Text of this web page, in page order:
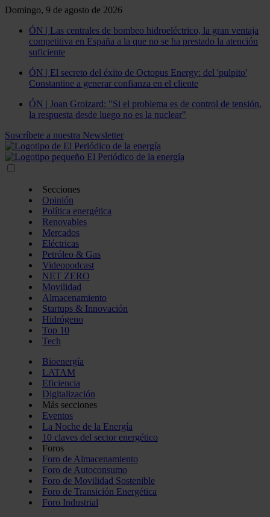
Domingo, 9 de agosto de 2026
ÓN | Las centrales de bombeo hidroeléctrico, la gran ventaja
competitiva en España a la que no se ha prestado la atención
suficiente
ÓN | El secreto del éxito de Octopus Energy: del 'pulpito'
Constantine a generar confianza en el cliente
ÓN | Joan Groizard: "Si el problema es de control de tensión,
la respuesta desde luego no es la nuclear"
Suscríbete a nuestra Newsletter
Secciones
Opinión
Política energética
Renovables
Mercados
Eléctricas
Petróleo & Gas
Videopodcast
NET ZERO
Movilidad
Almacenamiento
Startups & Innovación
Hidrógeno
Top 10
Tech
Bioenergía
LATAM
Eficiencia
Digitalización
Más secciones
Eventos
La Noche de la Energía
10 claves del sector energético
Foros
Foro de Almacenamiento
Foro de Autoconsumo
Foro de Movilidad Sostenible
Foro de Transición Energética
Foro Industrial